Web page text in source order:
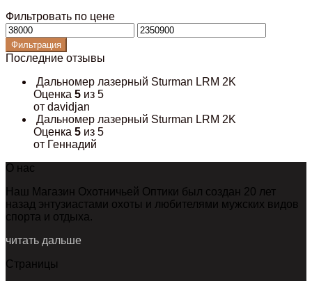
Фильтровать по цене
Минимальная
цена
Максимальная
цена
Фильтрация
Последние отзывы
Дальномер лазерный Sturman LRM 2K
Оценка 5 из 5
от davidjan
Дальномер лазерный Sturman LRM 2K
Оценка 5 из 5
от Геннадий
О нас
Наш Магазин Охотничьей Оптики был создан 20 лет
назад энтузиастами охоты и любителями мужских видов
спорта и отдыха.
читать дальше
Страницы